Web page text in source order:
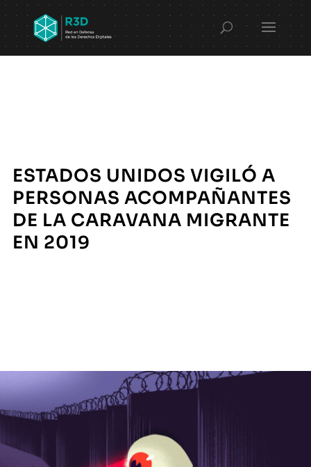
ESTADOS UNIDOS VIGILÓ A
PERSONAS ACOMPAÑANTES
DE LA CARAVANA MIGRANTE
EN 2019